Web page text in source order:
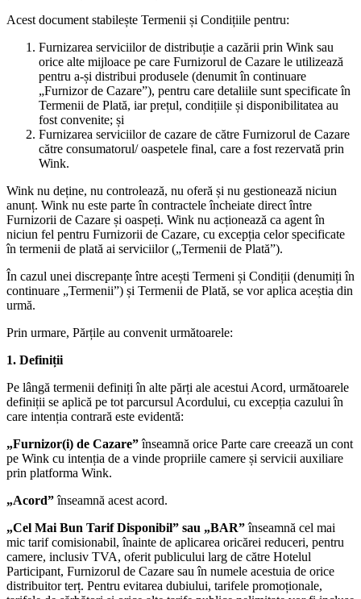
Acest document stabilește Termenii și Condițiile pentru:
Furnizarea serviciilor de distribuție a cazării prin Wink sau
orice alte mijloace pe care Furnizorul de Cazare le utilizează
pentru a-și distribui produsele (denumit în continuare
„Furnizor de Cazare”), pentru care detaliile sunt specificate în
Termenii de Plată, iar prețul, condițiile și disponibilitatea au
fost convenite; și
Furnizarea serviciilor de cazare de către Furnizorul de Cazare
către consumatorul/ oaspetele final, care a fost rezervată prin
Wink.
Wink nu deține, nu controlează, nu oferă și nu gestionează niciun
anunț. Wink nu este parte în contractele încheiate direct între
Furnizorii de Cazare și oaspeți. Wink nu acționează ca agent în
niciun fel pentru Furnizorii de Cazare, cu excepția celor specificate
în termenii de plată ai serviciilor („Termenii de Plată”).
În cazul unei discrepanțe între acești Termeni și Condiții (denumiți în
continuare „Termenii”) și Termenii de Plată, se vor aplica aceștia din
urmă.
Prin urmare, Părțile au convenit următoarele:
1. Definiții
Pe lângă termenii definiți în alte părți ale acestui Acord, următoarele
definiții se aplică pe tot parcursul Acordului, cu excepția cazului în
care intenția contrară este evidentă:
„Furnizor(i) de Cazare”înseamnă orice Parte care creează un cont
pe Wink cu intenția de a vinde propriile camere și servicii auxiliare
prin platforma Wink.
„Acord”înseamnă acest acord.
„Cel Mai Bun Tarif Disponibil” sau „BAR”înseamnă cel mai
mic tarif comisionabil, înainte de aplicarea oricărei reduceri, pentru
camere, inclusiv TVA, oferit publicului larg de către Hotelul
Participant, Furnizorul de Cazare sau în numele acestuia de orice
distribuitor terț. Pentru evitarea dubiului, tarifele promoționale,